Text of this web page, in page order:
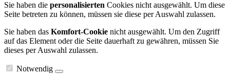
Sie haben die personalisierten Cookies nicht ausgewählt. Um diese
Seite betreten zu können, müssen sie diese per Auswahl zulassen.
Sie haben das Komfort-Cookie nicht ausgewählt. Um den Zugriff
auf das Element oder die Seite dauerhaft zu gewähren, müssen Sie
dieses per Auswahl zulassen.
Notwendig